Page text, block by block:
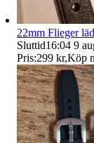
22mm Flieger
Sluttid16:04 9
Pris:299 kr,Köp